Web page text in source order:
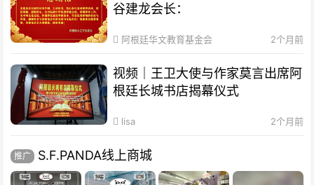
谷建龙会长：
阿根廷华文教育基金会 2个月前
视频｜王卫大使与作家莫言出席阿
根廷长城书店揭幕仪式
lisa 2个月前
推广 S.F.PANDA线上商城